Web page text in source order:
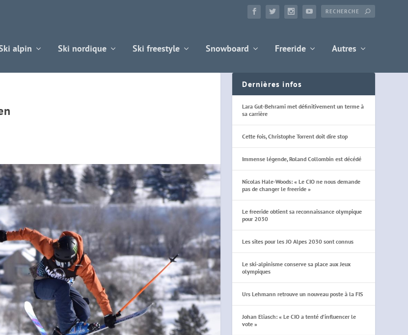
alpin Ski nordique Ski freestyle Snowboard Freeride Autres
Dernières infos
Lara Gut-Behrami met définitivement un terme à
sa carrière
Cette fois, Christophe Torrent doit dire stop
Immense légende, Roland Collombin est décédé
Nicolas Hale-Woods: « Le CIO ne nous demande
pas de changer le freeride »
Le freeride obtient sa reconnaissance olympique
pour 2030
Les sites pour les JO Alpes 2030 sont connus
Le ski-alpinisme conserve sa place aux Jeux
olympiques
Urs Lehmann retrouve un nouveau poste à la FIS
Johan Eliasch: « Le CIO a tenté d’influencer le
vote »